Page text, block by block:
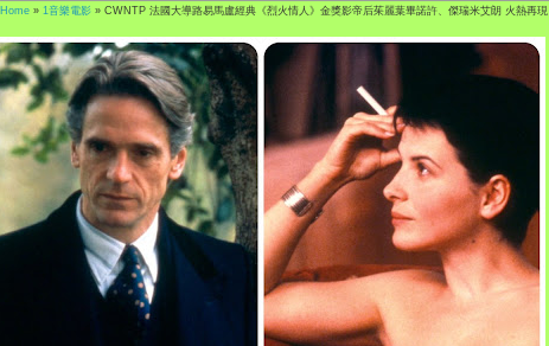
Home » 1音樂電影 » CWNTP 法國大導路易馬盧經典《烈火情人》金獎影帝后茱麗葉畢諾許、傑瑞米艾朗 火熱再現